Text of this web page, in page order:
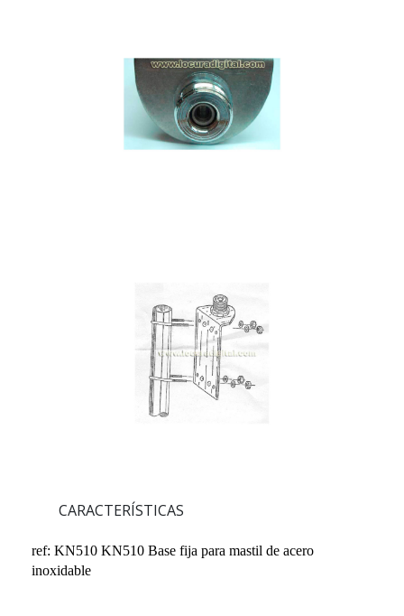
CARACTERÍSTICAS
ref: KN510 KN510 Base fija para mastil de acero
inoxidable